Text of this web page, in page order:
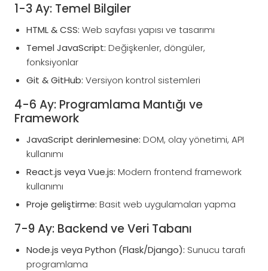
1-3 Ay: Temel Bilgiler
HTML & CSS: Web sayfası yapısı ve tasarımı
Temel JavaScript: Değişkenler, döngüler,
fonksiyonlar
Git & GitHub: Versiyon kontrol sistemleri
4-6 Ay: Programlama Mantığı ve
Framework
JavaScript derinlemesine: DOM, olay yönetimi, API
kullanımı
React.js veya Vue.js: Modern frontend framework
kullanımı
Proje geliştirme: Basit web uygulamaları yapma
7-9 Ay: Backend ve Veri Tabanı
Node.js veya Python (Flask/Django): Sunucu tarafı
programlama